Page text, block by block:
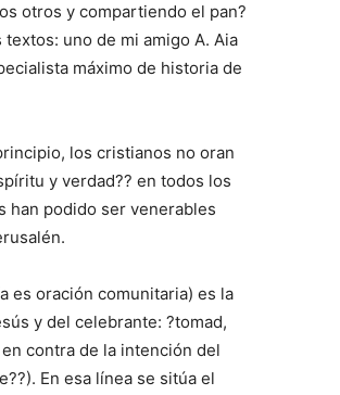
otros y compartiendo el pan?
uno de mi amigo A. Aia
máximo de historia de
los cristianos no oran
y verdad?? en todos los
han podido ser venerables
es oración comunitaria) es la
y del celebrante: ?tomad,
contra de la intención del
En esa línea se sitúa el